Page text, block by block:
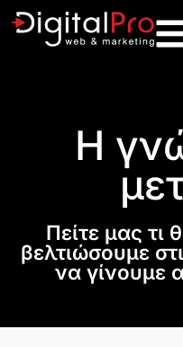
Η
Πείτε μας
βελτιώσουμε
να γίνουμε